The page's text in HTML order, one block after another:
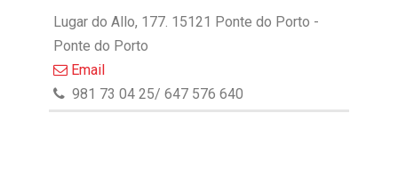
Lugar do Allo, 177. 15121 Ponte do Porto -
Ponte do Porto
Email
981 73 04 25/ 647 576 640